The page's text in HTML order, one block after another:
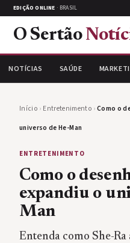
EDIÇÃO ONLINE · BRASIL
O Sertão
NOTÍCIAS SAÚDE
Início › Entretenimento ›Como o
universo de He-Man
ENTRETENIMENTO
Como o
expandiu o
Man
Entenda como She-